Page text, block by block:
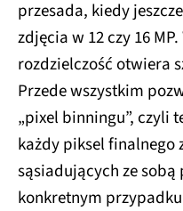
przesada, kiedy
zdjęcia w 12 czy 16
rozdzielczość otwiera
Przede wszystkim
„pixel binningu”, czyli
każdy piksel
sąsiadujących ze
konkretnym